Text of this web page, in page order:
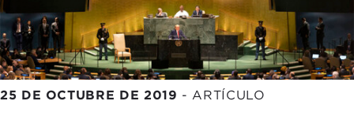
25 DE OCTUBRE DE 2019 - ARTÍCULO